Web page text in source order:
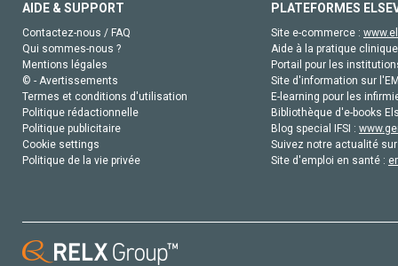
AIDE & SUPPORT
Contactez-nous / FAQ
Qui sommes-nous ?
Mentions légales
© - Avertissements
Termes et conditions d'utilisation
Politique rédactionnelle
Politique publicitaire
Cookie settings
Politique de la vie privée
PLATEFORMES
Site e-commerce :
Aide à la pratique
Portail pour les
Site d'information sur
E-learning pour les
Bibliothèque d'e-books
Blog special IFSI :
Suivez notre actualité
Site d'emploi en santé :